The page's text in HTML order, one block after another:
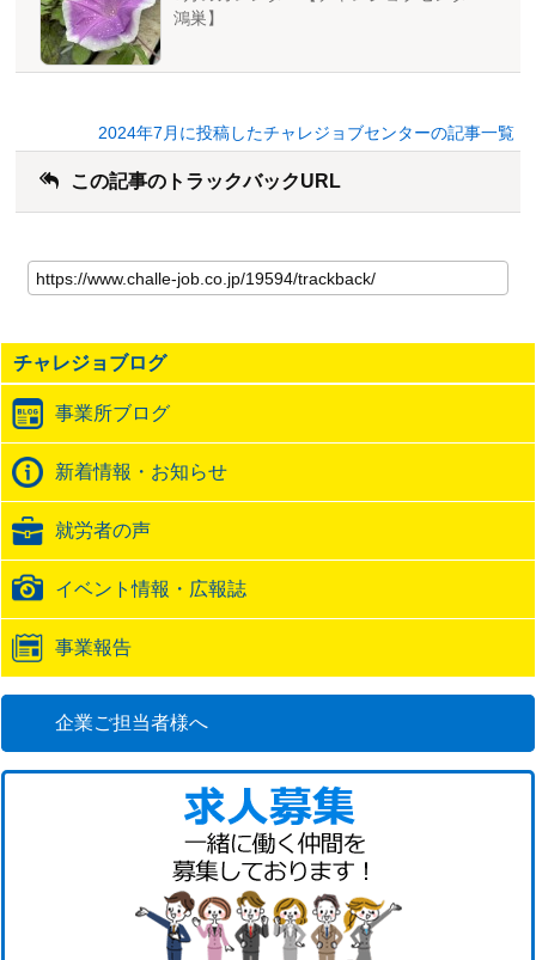
鴻巣】
2024年7月に投稿したチャレジョブセンターの記事一覧
この記事のトラックバックURL
の
記
の
ト
ラ
ッ
ク
バ
ッ
URL
チャレジョブログ
事業所ブログ
新着情報・お知らせ
就労者の声
イベント情報・広報誌
事業報告
企業ご担当者様へ